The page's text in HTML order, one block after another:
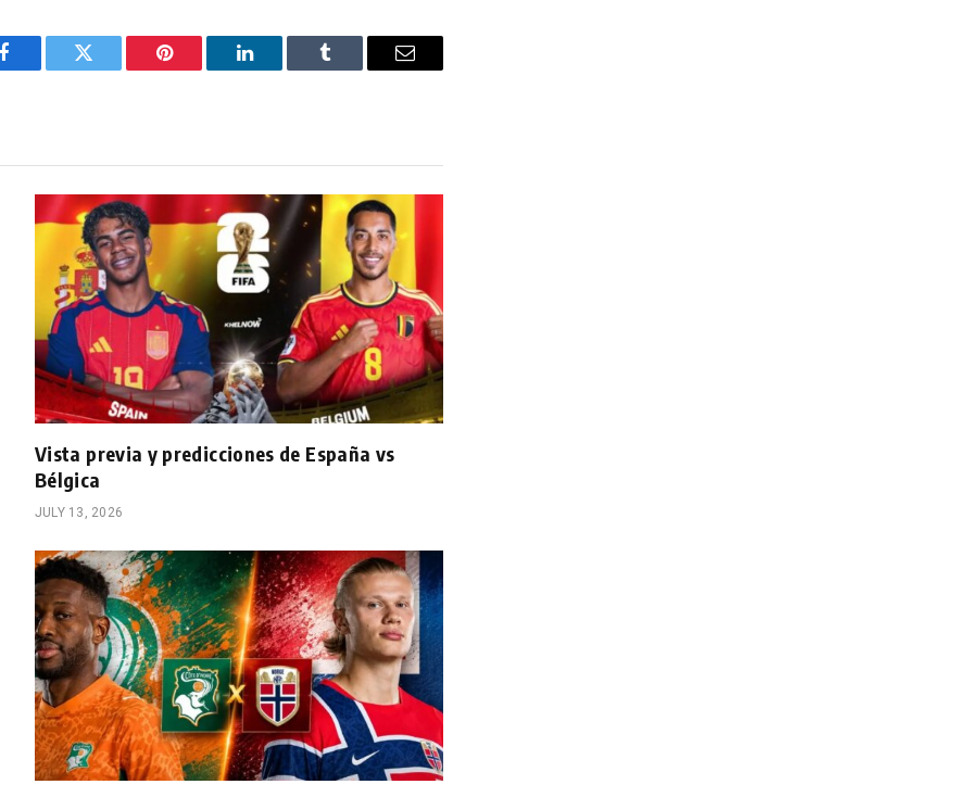
Facebook Twitter Pinterest LinkedIn Tumblr Email
Vista previa y predicciones de España vs
Bélgica
JULY 13, 2026